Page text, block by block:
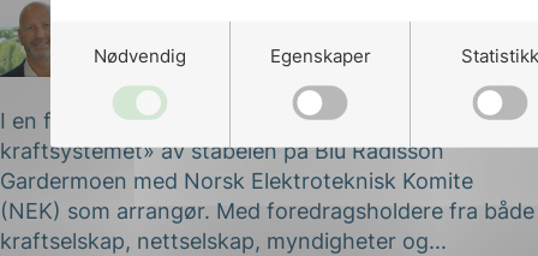
Nødvendig Egenskaper Statistikk
Arild Kjærnli Publisert 01.03.2018
I en fullsatt sal gikk seminaret «Det digitale
kraftsystemet» av stabelen på Blu Radisson
Gardermoen med Norsk Elektroteknisk Komite
(NEK) som arrangør. Med foredragsholdere fra både
kraftselskap, nettselskap, myndigheter og...